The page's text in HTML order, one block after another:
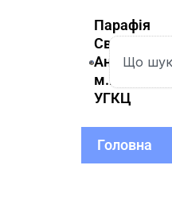
Парафія
Святої
Анни
м.Вишневе
УГКЦ
Search
Головна